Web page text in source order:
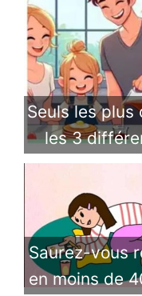
​Seuls les
les 3
Saurez-vous
en moins de